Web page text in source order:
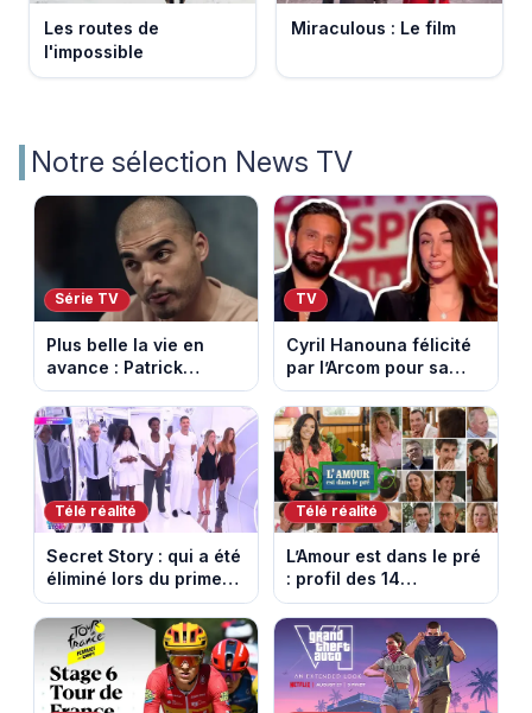
Les routes de
l'impossible
Miraculous : Le film
Notre sélection News TV
Série TV
Plus belle la vie en
avance : Patrick
Nebout est-il mort ?
Episode du 10 août
2026 (spoiler)
TV
Cyril Hanouna félicité
par l’Arcom pour sa
maîtrise de l’antenne
face aux propos de
Delphine Wespiser sur
le cancer
Télé réalité
Secret Story : qui a été
éliminé lors du prime
du 6 août 2026 sur
TMC ?
Télé réalité
L’Amour est dans le pré
: profil des 14
agriculteurs, speed
dating inédit et de
nouvelles histoires
d’amour